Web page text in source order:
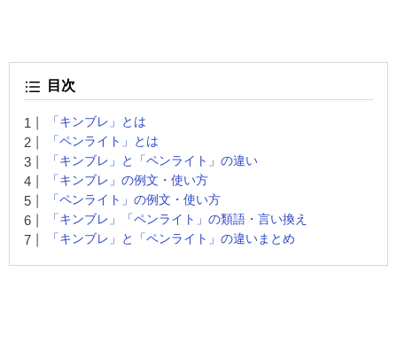
目次
「キンブレ」とは
「ペンライト」とは
「キンブレ」と「ペンライト」の違い
「キンブレ」の例文・使い方
「ペンライト」の例文・使い方
「キンブレ」「ペンライト」の類語・言い換え
「キンブレ」と「ペンライト」の違いまとめ